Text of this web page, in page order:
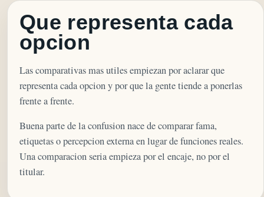
Que representa cada
opcion
Las comparativas mas utiles empiezan por aclarar que
representa cada opcion y por que la gente tiende a ponerlas
frente a frente.
Buena parte de la confusion nace de comparar fama,
etiquetas o percepcion externa en lugar de funciones reales.
Una comparacion seria empieza por el encaje, no por el
titular.